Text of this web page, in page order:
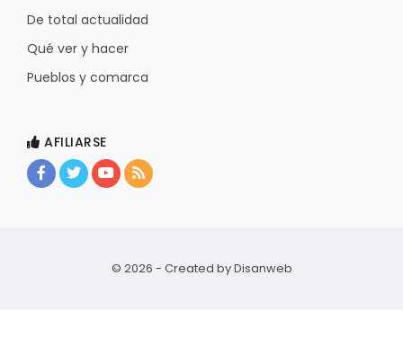
De total actualidad
Qué ver y hacer
Pueblos y comarca
AFILIARSE
© 2026 - Created byDisanweb